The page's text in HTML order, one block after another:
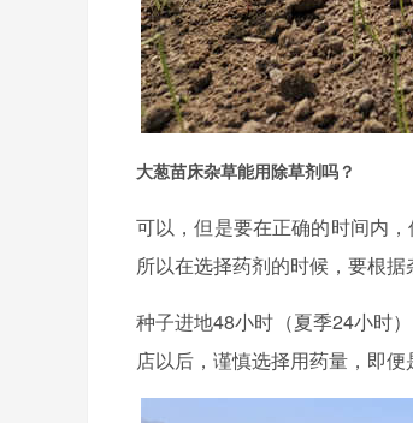
大葱苗床杂草能用除草剂吗？
可以，但是要在正确的时间内
所以在选择药剂的时候，要根据
种子进地48小时（夏季24小时
店以后，谨慎选择用药量，即